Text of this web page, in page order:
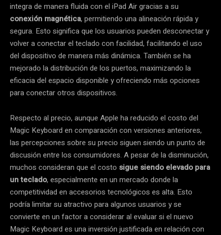
integra de manera fluida con el iPad Air gracias a su
conexión magnética, permitiendo una alineación rápida y
segura. Esto significa que los usuarios pueden desconectar y
volver a conectar el teclado con facilidad, facilitando el uso
del dispositivo de manera más dinámica. También se ha
mejorado la distribución de los puertos, maximizando la
eficacia del espacio disponible y ofreciendo más opciones
para conectar otros dispositivos.
Respecto al precio, aunque Apple ha reducido el costo del
Magic Keyboard en comparación con versiones anteriores,
las percepciones sobre su precio siguen siendo un punto de
discusión entre los consumidores. A pesar de la disminución,
muchos consideran que el costo sigue siendo elevado para
un teclado, especialmente en un mercado donde la
competitividad en accesorios tecnológicos es alta. Esto
podría limitar su atractivo para algunos usuarios y se
convierte en un factor a considerar al evaluar si el nuevo
Magic Keyboard es una inversión justificada en relación con